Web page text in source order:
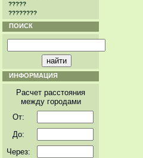
?????
????????
ПОИСК
ИНФОРМАЦИЯ
Расчет расстояния
между городами
От:
До:
Через: